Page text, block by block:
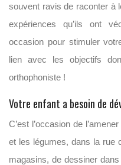
souvent ravis de raconter à
expériences qu’ils ont
occasion pour stimuler
lien avec les objectifs
orthophoniste !
Votre enfant a besoin de
C’est l’occasion de
et les légumes, dans la rue
magasins, de dessiner